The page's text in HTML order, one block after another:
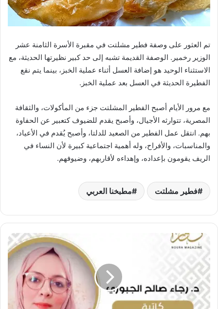
تم العثور على وصفة فطير مشلتت في مقبرة الأسرة الثامنة عشر
الوزير رخمير. الوصفة القديمة تشبه إلى حد كبير نظيرتها الحديثة، مع
الاستثناء الوحيد هو إضافة العسل أثناء عملية الخبز، بينما يتم نقع
الفطيرة الحديثة في العسل بعد عملية الخبز.
مع مرور الأيام أصبح الفطير المشلتت جزء من المأكولات، والثقافة
المصرية، تتوارثه الأجيال، وأصبح يقدم للضيوف كتعبير عن الحفاوة
بهم. انتقل عمل الفطير من الصعيد للدلتا، وأصبح يُقدم في الأعياد،
والمناسبات، والأفراح، وله أهمية اجتماعية كبيرة لأن النساء في
الريف يقومون بإعداده، وإهداءه لأقاربهم، وضيوفهم.
فطير مشلتت مطبخنا العربي